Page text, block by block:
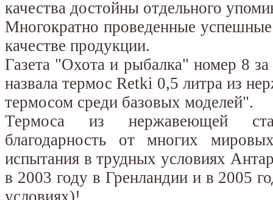
качества достойны отдельного
Многократно проведенные
качестве продукции.
Газета "Охота и рыбалка" номер 8
назвала термос Retki 0,5 литра из
термосом среди базовых моделей".
Термоса из нержавеющей
благодарность от многих
испытания в трудных условиях
в 2003 году в Гренландии и в 2005
условиях)!